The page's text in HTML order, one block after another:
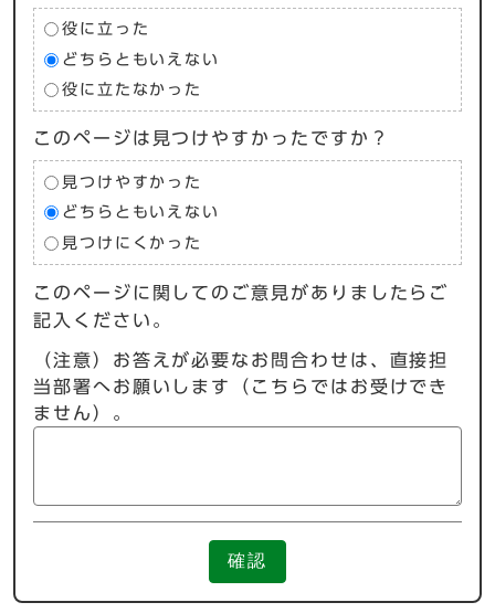
役に立った
どちらともいえない
役に立たなかった
このページは見つけやすかったですか？
見つけやすかった
どちらともいえない
見つけにくかった
このページに関してのご意見がありましたらご
記入ください。
（注意）お答えが必要なお問合わせは、直接担
当部署へお願いします（こちらではお受けでき
ません）。
確認